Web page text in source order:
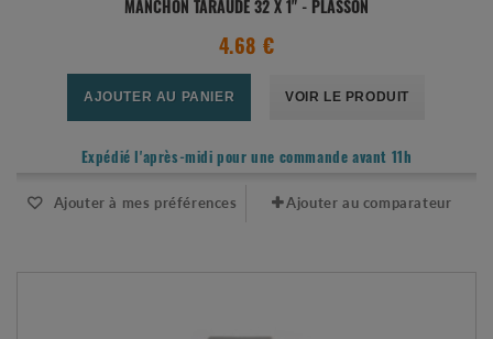
MANCHON TARAUDÉ 32 X 1" - PLASSON
4.68 €
AJOUTER AU PANIER VOIR LE PRODUIT
Expédié l'après-midi pour une commande avant 11h
Ajouter à mes préférences Ajouter au comparateur